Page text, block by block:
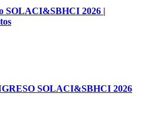
SOLACI&SBHCI 2026 |
SOLACI&SBHCI 2026